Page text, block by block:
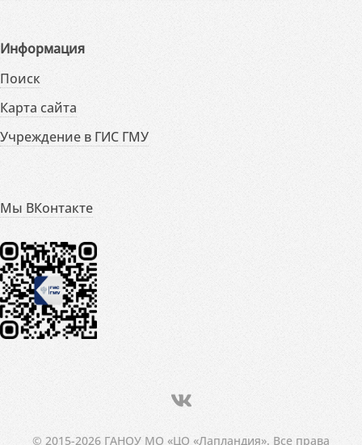
Информация
Поиск
Карта сайта
Учреждение в ГИС ГМУ
Мы ВКонтакте
© 2015-2026 ГАНОУ МО «ЦО «Лапландия». Все права